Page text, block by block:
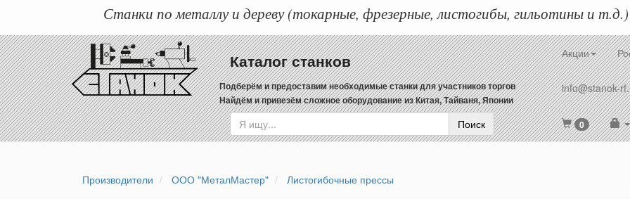
Станки по металлу и дереву (токарные, фрезерные, листогибы, гильотины и т.д.)
Каталог станков
Подберём и предоставим необходимые станки для участников торгов
Найдём и привезём сложное оборудование из Китая, Тайваня, Японии
Поиск
Акции
info@stanok-
0
Производители ООО "МеталМастер" Листогибочные прессы